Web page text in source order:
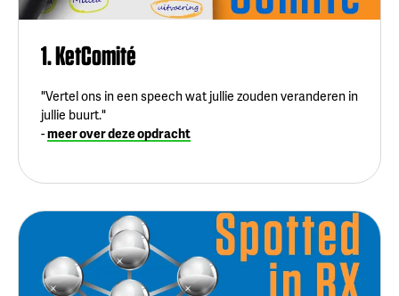
1. KetComité
"Vertel ons in een speech wat jullie zouden veranderen in
jullie buurt."
-meer over deze opdracht